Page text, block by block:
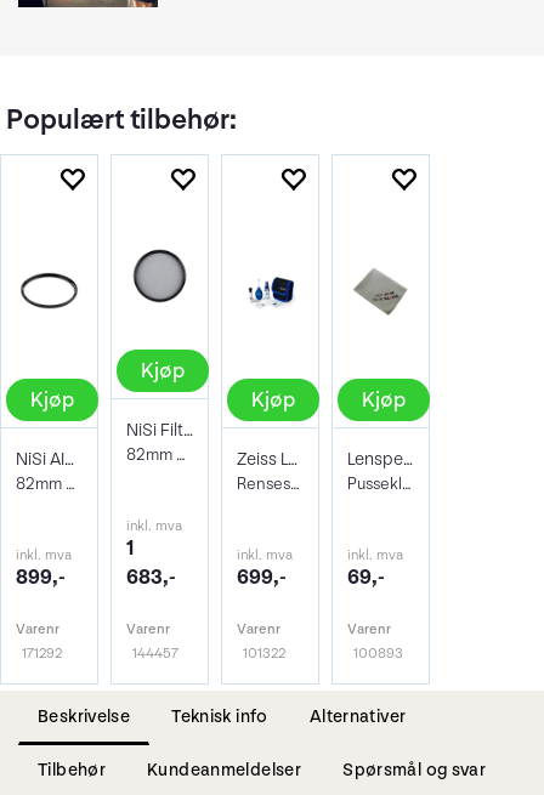
Populært tilbehør:
Kjøp
NiSi AIR Protector Filter 82mm
82mm Beskyttelsesfilter
inkl. mva
899,-
Varenr
171292
Kjøp
NiSi Filter Circ Polarizer True Color 82
82mm Pro Nano Pola Filter
inkl. mva
1
683,-
Varenr
144457
Kjøp
Zeiss Lens Cleaning Kit
Rensesett for objektiv og kamera
inkl. mva
699,-
Varenr
101322
Kjøp
Lenspen Photo Microklear Cloth
Pusseklut i microfiber
inkl. mva
69,-
Varenr
100893
Beskrivelse Teknisk info Alternativer
Tilbehør Kundeanmeldelser Spørsmål og svar